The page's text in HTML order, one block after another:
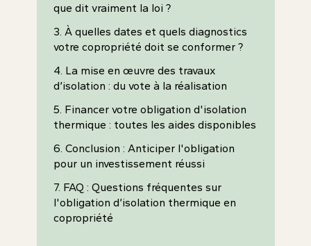
que dit vraiment la loi ?
3. À quelles dates et quels diagnostics
votre copropriété doit se conformer ?
4. La mise en œuvre des travaux
d’isolation : du vote à la réalisation
5. Financer votre obligation d'isolation
thermique : toutes les aides disponibles
6. Conclusion : Anticiper l'obligation
pour un investissement réussi
7. FAQ : Questions fréquentes sur
l'obligation d’isolation thermique en
copropriété